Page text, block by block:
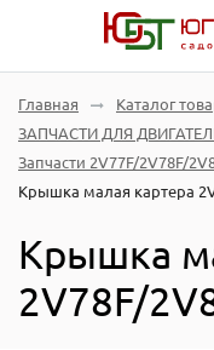
Главная Каталог
ЗАПЧАСТИ ДЛЯ
Запчасти 2V77F/2V78F/
Крышка малая картера
Крышка
2V78F/